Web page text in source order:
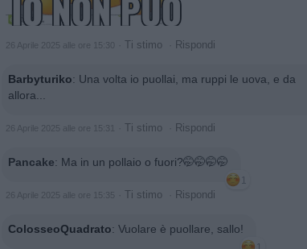
26 Aprile 2025 alle ore 15:30 Ti stimo Rispondi
Barbyturiko: Una volta io puollai, ma ruppi le uova, e da
allora...
26 Aprile 2025 alle ore 15:31 Ti stimo Rispondi
Pancake: Ma in un pollaio o fuori?🤭🤭🤭🤭
1
26 Aprile 2025 alle ore 15:35 Ti stimo Rispondi
ColosseoQuadrato: Vuolare è puollare, sallo!